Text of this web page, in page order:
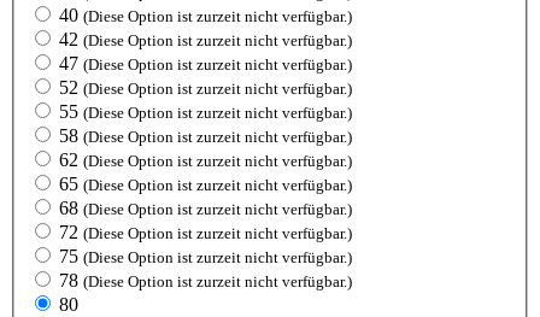
40 (Diese Option ist zurzeit nicht verfügbar.)
42 (Diese Option ist zurzeit nicht verfügbar.)
47 (Diese Option ist zurzeit nicht verfügbar.)
52 (Diese Option ist zurzeit nicht verfügbar.)
55 (Diese Option ist zurzeit nicht verfügbar.)
58 (Diese Option ist zurzeit nicht verfügbar.)
62 (Diese Option ist zurzeit nicht verfügbar.)
65 (Diese Option ist zurzeit nicht verfügbar.)
68 (Diese Option ist zurzeit nicht verfügbar.)
72 (Diese Option ist zurzeit nicht verfügbar.)
75 (Diese Option ist zurzeit nicht verfügbar.)
78 (Diese Option ist zurzeit nicht verfügbar.)
80